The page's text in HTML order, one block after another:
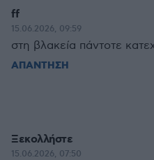
ff
15.06.2026, 09:59
στη βλακεία πάντοτε
ΑΠΑΝΤΗΣΗ
Ξεκολλήστε
15.06.2026, 07:50